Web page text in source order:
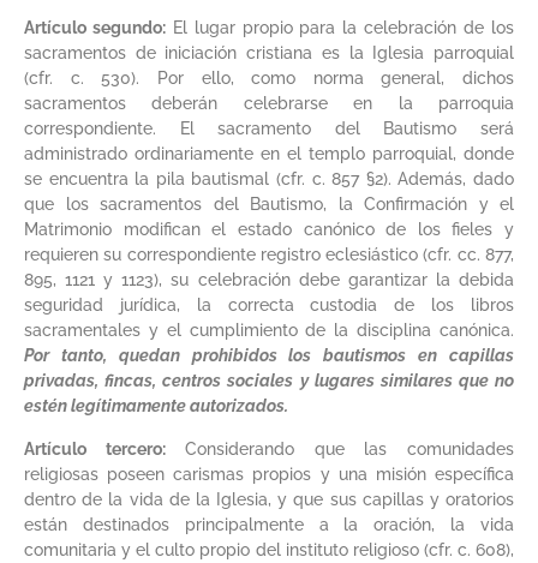
Artículo segundo:El lugar propio para la celebración de los
sacramentos de iniciación cristiana es la Iglesia parroquial
(cfr. c. 530). Por ello, como norma general, dichos
sacramentos deberán celebrarse en la parroquia
correspondiente. El sacramento del Bautismo será
administrado ordinariamente en el templo parroquial, donde
se encuentra la pila bautismal (cfr. c. 857 §2). Además, dado
que los sacramentos del Bautismo, la Confirmación y el
Matrimonio modifican el estado canónico de los fieles y
requieren su correspondiente registro eclesiástico (cfr. cc. 877,
895, 1121 y 1123), su celebración debe garantizar la debida
seguridad jurídica, la correcta custodia de los libros
sacramentales y el cumplimiento de la disciplina canónica.
Por tanto, quedan prohibidos los bautismos en capillas
privadas, fincas, centros sociales y lugares similares que no
estén legítimamente autorizados.
Artículo tercero:Considerando que las comunidades
religiosas poseen carismas propios y una misión específica
dentro de la vida de la Iglesia, y que sus capillas y oratorios
están destinados principalmente a la oración, la vida
comunitaria y el culto propio del instituto religioso (cfr. c. 608),